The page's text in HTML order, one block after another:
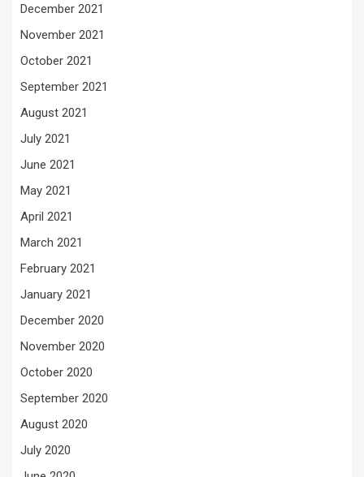
December 2021
November 2021
October 2021
September 2021
August 2021
July 2021
June 2021
May 2021
April 2021
March 2021
February 2021
January 2021
December 2020
November 2020
October 2020
September 2020
August 2020
July 2020